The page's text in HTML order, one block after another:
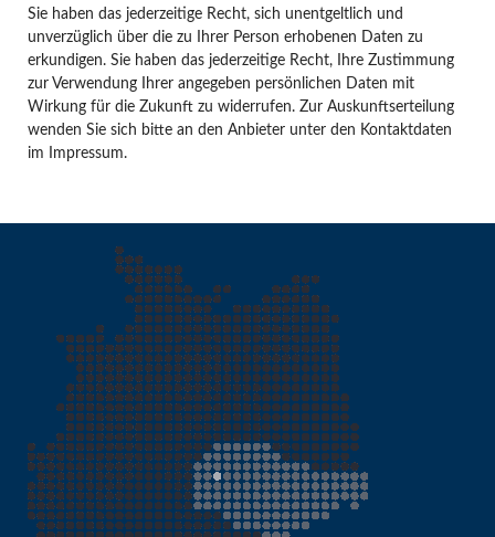
Sie haben das jederzeitige Recht, sich unentgeltlich und
unverzüglich über die zu Ihrer Person erhobenen Daten zu
erkundigen. Sie haben das jederzeitige Recht, Ihre Zustimmung
zur Verwendung Ihrer angegeben persönlichen Daten mit
Wirkung für die Zukunft zu widerrufen. Zur Auskunftserteilung
wenden Sie sich bitte an den Anbieter unter den Kontaktdaten
im Impressum.